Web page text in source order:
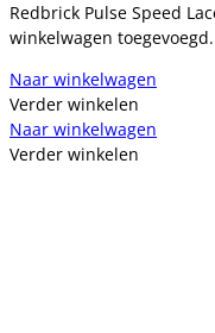
Redbrick Pulse Speed
winkelwagen toegevoegd.
Naar winkelwagen
Verder winkelen
Naar winkelwagen
Verder winkelen